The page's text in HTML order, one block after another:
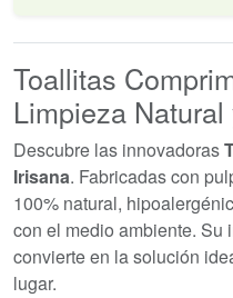
Toallitas
Limpieza
Descubre las innovadoras
Irisana. Fabricadas con
100% natural,
con el medio ambiente. Su
convierte en la solución
lugar.